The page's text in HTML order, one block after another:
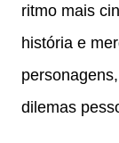
ritmo mais
história e
dilemas